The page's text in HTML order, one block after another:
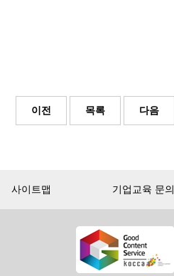
이전 목록 다음
사이트맵 기업교육 문의